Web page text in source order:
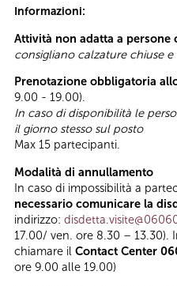
Informazioni:
Attività non adatta a
consigliano calzature chiuse
Prenotazione obbligatoria
9.00 - 19.00).
In caso di disponibilità le
il giorno stesso sul posto
Max 15 partecipanti.
Modalità di annullamento
In caso di impossibilità a
necessario comunicare la
indirizzo:
17.00/ ven. ore 8.30 – 13.30).
chiamare il Contact Center
ore 9.00 alle 19.00)